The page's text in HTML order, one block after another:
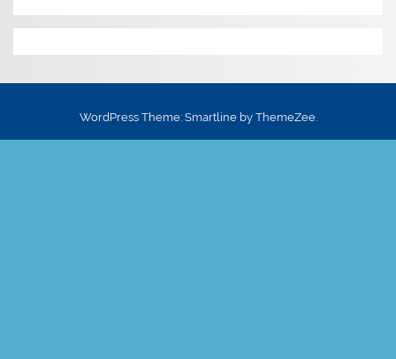
WordPress Theme: Smartline by ThemeZee.